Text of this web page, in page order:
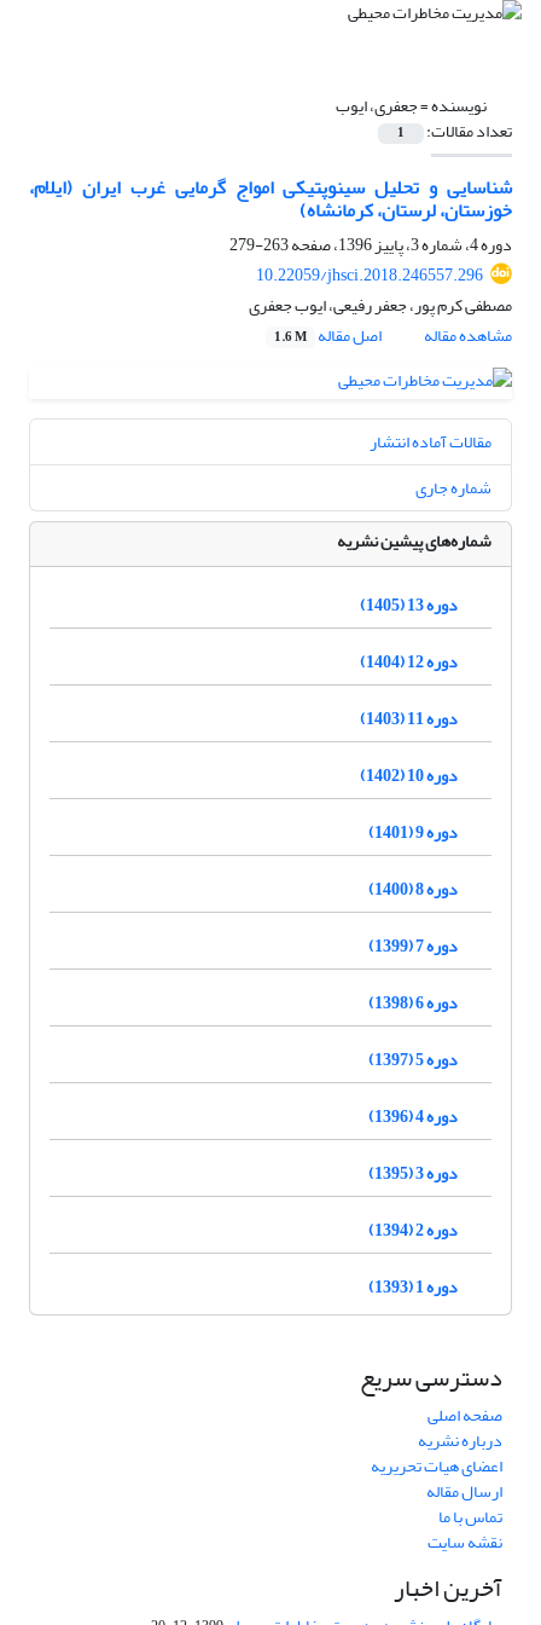
نویسنده =جعفری، ایوب
تعداد مقالات: 1
شناسایی و تحلیل سینوپتیکی امواج گرمایی غرب ایران (ایلام،
خوزستان، لرستان، کرمانشاه)
دوره 4، شماره 3، پاییز 1396، صفحه
263-279
10.22059/jhsci.2018.246557.296
مصطفی کرم پور، جعفر رفیعی، ایوب جعفری
مشاهده مقاله
اصل مقاله 1.6 M
مقالات آماده انتشار
شماره جاری
شماره‌های پیشین نشریه
دوره 13 (1405)
دوره 12 (1404)
دوره 11 (1403)
دوره 10 (1402)
دوره 9 (1401)
دوره 8 (1400)
دوره 7 (1399)
دوره 6 (1398)
دوره 5 (1397)
دوره 4 (1396)
دوره 3 (1395)
دوره 2 (1394)
دوره 1 (1393)
دسترسی سریع
صفحه اصلی
درباره نشریه
اعضای هیات تحریریه
ارسال مقاله
تماس با ما
نقشه سایت
آخرین اخبار